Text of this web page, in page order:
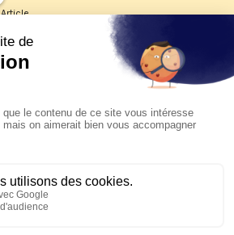
Article
Les reportages d'été 2026 de KTO
La visite pastorale du pape Léon
XIV à Assise à suivre sur KTO le
jeudi 6 août
Le pape en Uruguay, Argentine et
Pérou du 6 au 17 novembre 2026